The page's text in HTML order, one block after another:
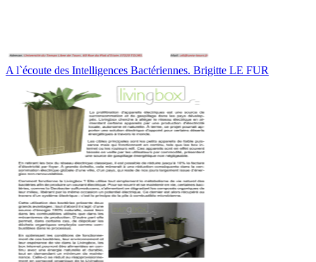
A l`écoute des Intelligences Bactériennes. Brigitte LE FUR